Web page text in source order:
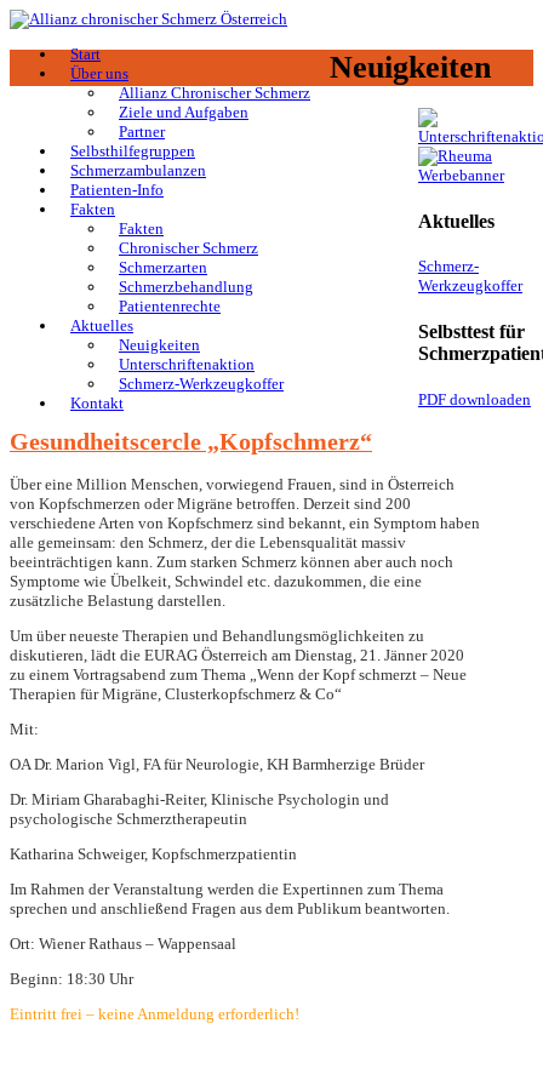
Start
Über uns
Allianz Chronischer Schmerz
Ziele und Aufgaben
Partner
Selbsthilfegruppen
Schmerzambulanzen
Patienten-Info
Fakten
Fakten
Chronischer Schmerz
Schmerzarten
Schmerzbehandlung
Patientenrechte
Aktuelles
Neuigkeiten
Unterschriftenaktion
Schmerz-Werkzeugkoffer
Kontakt
Neuigkeiten
Aktuelles
Schmerz-
Werkzeugkoffer
Selbsttest für
PDF downloaden
Gesundheitscercle „Kopfschmerz“
Über eine Million Menschen, vorwiegend Frauen, sind in Österreich
von Kopfschmerzen oder Migräne betroffen. Derzeit sind 200
verschiedene Arten von Kopfschmerz sind bekannt, ein Symptom haben
alle gemeinsam: den Schmerz, der die Lebensqualität massiv
beeinträchtigen kann. Zum starken Schmerz können aber auch noch
Symptome wie Übelkeit, Schwindel etc. dazukommen, die eine
zusätzliche Belastung darstellen.
Um über neueste Therapien und Behandlungsmöglichkeiten zu
diskutieren, lädt die EURAG Österreich am Dienstag, 21. Jänner 2020
zu einem Vortragsabend zum Thema „Wenn der Kopf schmerzt – Neue
Therapien für Migräne, Clusterkopfschmerz & Co“
Mit:
OA Dr. Marion Vigl, FA für Neurologie, KH Barmherzige Brüder
Dr. Miriam Gharabaghi-Reiter, Klinische Psychologin und
psychologische Schmerztherapeutin
Katharina Schweiger, Kopfschmerzpatientin
Im Rahmen der Veranstaltung werden die Expertinnen zum Thema
sprechen und anschließend Fragen aus dem Publikum beantworten.
Ort: Wiener Rathaus – Wappensaal
Beginn: 18:30 Uhr
Eintritt frei – keine Anmeldung erforderlich!